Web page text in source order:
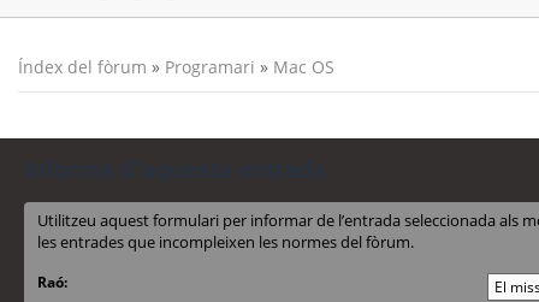
Índex del fòrum » Programari » Mac OS
Utilitzeu aquest formulari per informar de l’entrada seleccionada als
les entrades que incompleixen les normes del fòrum.
Raó: